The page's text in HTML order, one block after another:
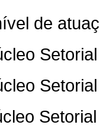
de
Setorial
Setorial
Setorial